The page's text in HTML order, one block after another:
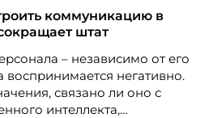
адаптацию
без лишнего контроля и
коммуникацию в
штат
– независимо от его
воспринимается негативно.
связано ли оно с
интеллекта,